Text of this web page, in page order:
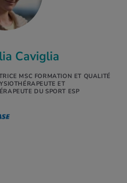
Caviglia
MSC FORMATION ET QUALITÉ
ET
DU SPORT ESP